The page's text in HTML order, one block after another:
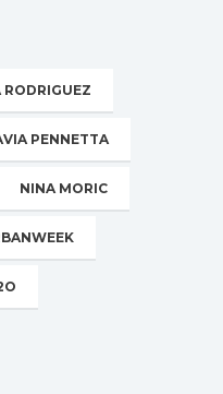
RODRIGUEZ
PENNETTA
NINA MORIC